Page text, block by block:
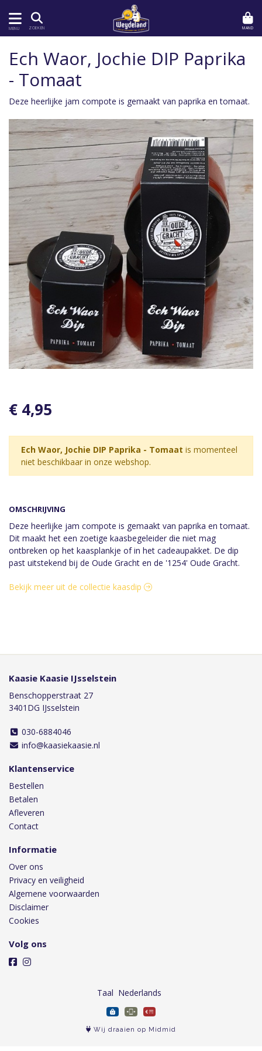
MENU ZOEKEN MAND
OMSCHRIJVING
Deze heerlijke jam compote is gemaakt van paprika en tomaat.
Dit maakt het een zoetige kaasbegeleider die niet mag
ontbreken op het kaasplankje of in het cadeaupakket. De dip
past uitstekend bij de Oude Gracht en de '1254' Oude Gracht.
Ech Waor, Jochie DIP Paprika
- Tomaat
Deze heerlijke jam compote is gemaakt van paprika en tomaat.
€ 4,95
Ech Waor, Jochie DIP Paprika - Tomaat is momenteel
niet beschikbaar in onze webshop.
Bekijk meer uit de collectie kaasdip
Kaasie Kaasie IJsselstein
Benschopperstraat 27
3401DG IJsselstein
030-6884046
info@kaasiekaasie.nl
Klantenservice
Bestellen
Betalen
Afleveren
Contact
Informatie
Over ons
Privacy en veiligheid
Algemene voorwaarden
Disclaimer
Cookies
Volg ons
Taal
Wij draaien op Midmid